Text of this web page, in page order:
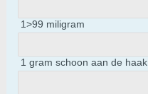
1>99 miligram
1 gram schoon aan de haak